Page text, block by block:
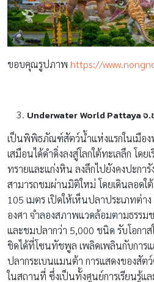
ขอบคุณรูปภาพ https://
Underwater World Pattaya จ
เป็นพิพิธภัณฑ์สัตว์น้ำแห่งแรกในเมือง
เสมือนได้ดำดิ่งลงสู่โลกใต้ทะเลลึก โด
ทรายและแก่งหิน ลงลึกไปยังคงปะกา
สามารถชมผ่านมิติใหม่ โดยเดินลอดใ
105 เมตร เปิดให้เห็นปลาประเภทต่า
องศา จำลองสภาพแวดล้อมตามธรรม
และชมปลากว่า 5,000 ชนิด รับโอกา
ชิดได้ที่โซนทัชพูล เพลิดเพลินกับการ
ปลากระเบนแมนต้า การแสดงของสัต
ในสถานที่ ซึ่งเป็นทั้งศูนย์การเรียนรู้